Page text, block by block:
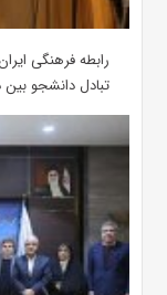
رابطه فرهنگی
تبادل دانشجو بین